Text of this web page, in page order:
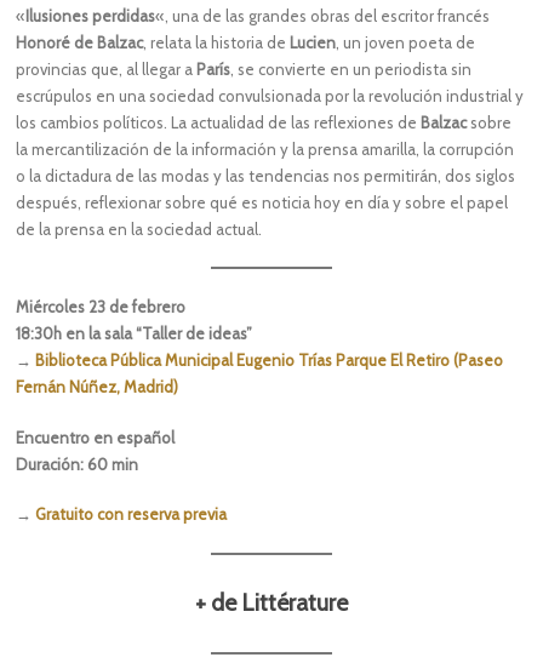
«Ilusiones perdidas«, una de las grandes obras del escritor francés
Honoré de Balzac, relata la historia de Lucien , un joven poeta de
provincias que, al llegar a París , se convierte en un periodista sin
escrúpulos en una sociedad convulsionada por la revolución industrial y
los cambios políticos. La actualidad de las reflexiones de Balzacsobre
la mercantilización de la información y la prensa amarilla, la corrupción
o la dictadura de las modas y las tendencias nos permitirán, dos siglos
después, reflexionar sobre qué es noticia hoy en día y sobre el papel
de la prensa en la sociedad actual.
Miércoles 23 de febrero
18:30h en la sala “Taller de ideas”
→ Biblioteca Pública Municipal Eugenio Trías Parque El Retiro (Paseo
Fernán Núñez, Madrid)
Encuentro en español
Duración: 60 min
→Gratuito con reserva previa
+ de Littérature